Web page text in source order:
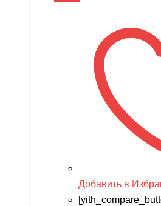
Добавить в